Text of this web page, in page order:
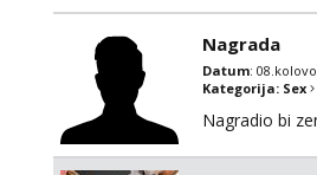
Nagrada
Datum:
Kategorija: Sex
Nagradio bi